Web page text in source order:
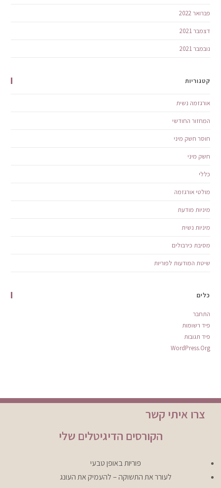
פברואר 2022
דצמבר 2021
נובמבר 2021
קטגוריות
אורגזמה נשית
המחזור החודשי
חוסר חשק מיני
חשק מיני
כללי
מולטי אורגזמה
מיניות מודעת
מיניות נשית
מסיבת כירבולים
שיטת המודעות לפוריות
כלים
התחבר
פיד רשומות
פיד תגובות
WordPress.org
צרו איתי קשר
הקורסים הדיגיטלים שלי
פוריות באופן טבעי
לעורר את התשוקה – להעמיק את העונג